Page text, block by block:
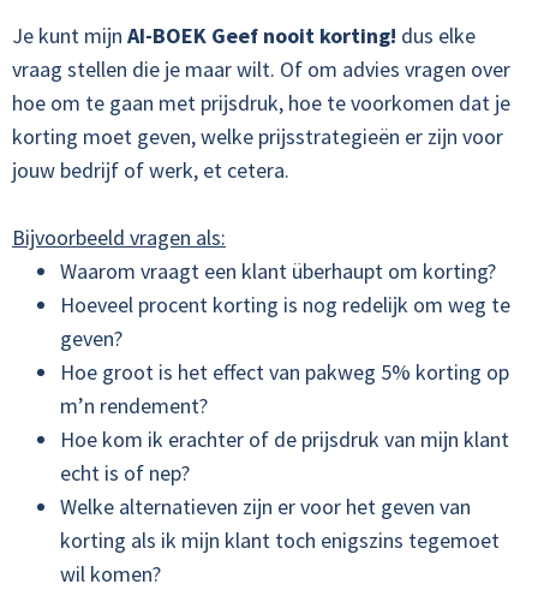
Je kunt mijn AI-BOEK Geef nooit korting! dus elke
vraag stellen die je maar wilt. Of om advies vragen over
hoe om te gaan met prijsdruk, hoe te voorkomen dat je
korting moet geven, welke prijsstrategieën er zijn voor
jouw bedrijf of werk, et cetera.
Bijvoorbeeld vragen als:
Waarom vraagt een klant überhaupt om korting?
Hoeveel procent korting is nog redelijk om weg te
geven?
Hoe groot is het effect van pakweg 5% korting op
m’n rendement?
Hoe kom ik erachter of de prijsdruk van mijn klant
echt is of nep?
Welke alternatieven zijn er voor het geven van
korting als ik mijn klant toch enigszins tegemoet
wil komen?